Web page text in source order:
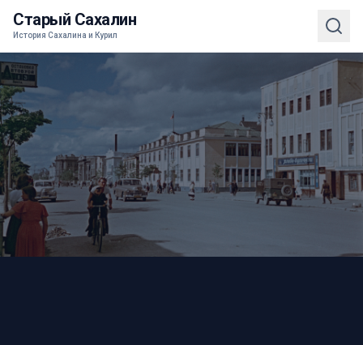
Старый Сахалин
История Сахалина и Курил